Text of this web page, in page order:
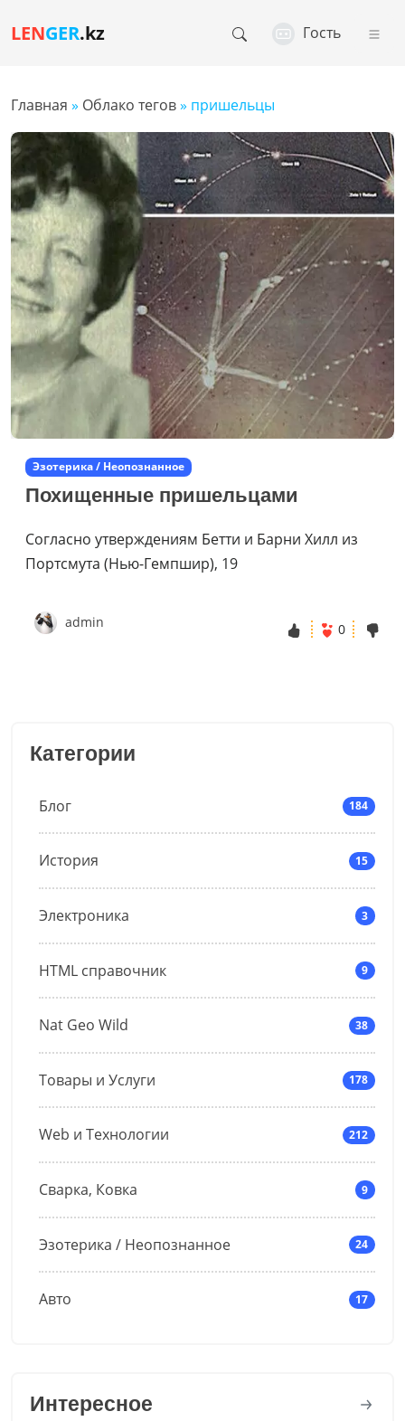
LENGER.kz Гость
Категории
Блог 184
История 15
Электроника 3
HTML справочник 9
Nat Geo Wild 38
Товары и Услуги 178
Web и Технологии 212
Сварка, Ковка 9
Эзотерика / Неопознанное 24
Авто 17
Интересное
Главная » Облако тегов» пришельцы
Эзотерика / Неопознанное
Похищенные пришельцами
Согласно утверждениям Бетти и Барни Хилл из
Портсмута (Нью-Гемпшир), 19
admin 0